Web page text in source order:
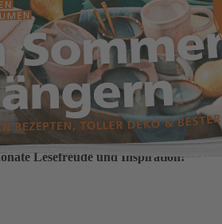
Miniabo zum
Lesefreude und Inspiration!